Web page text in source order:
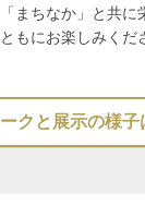
まちなか」と共に
もにお楽しみくだ
クと展示の様子